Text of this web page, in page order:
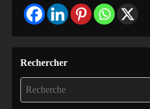
Rechercher